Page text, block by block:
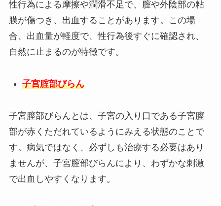
性行為による摩擦や潤滑不足で、膣や外陰部の粘
膜が傷つき、出血することがあります。この場
合、出血量が軽度で、性行為後すぐに確認され、
自然に止まるのが特徴です。
子宮腟部びらん
子宮膣部びらんとは、子宮の入り口である子宮膣
部が赤くただれているようにみえる状態のことで
す。病気ではなく、必ずしも治療する必要はあり
ませんが、子宮膣部びらんにより、わずかな刺激
で出血しやすくなります。